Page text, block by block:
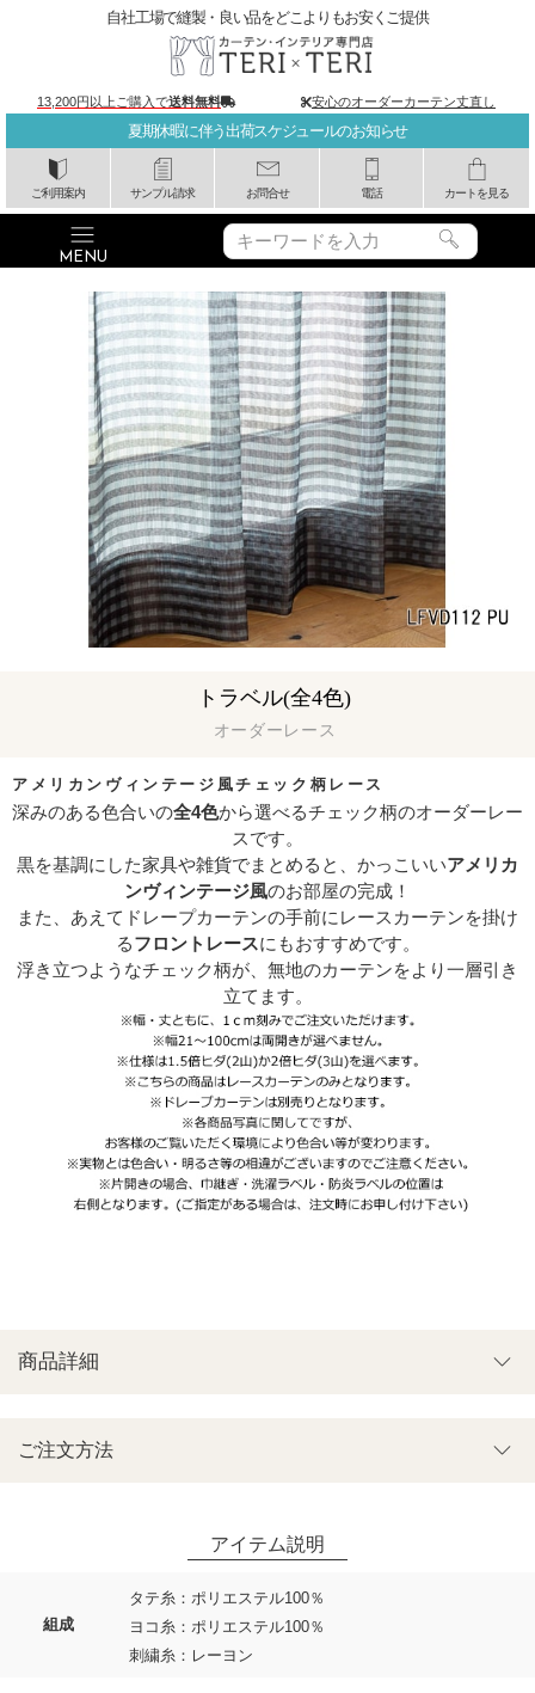
夏期休暇に伴う出荷スケジュールのお知らせ
ご利用案内 サンプル請求 お問合せ 電話 カートを見る
自社工場で縫製・良い品をどこよりもお安くご提供
13,200円以上ご購入で送料無料 安心のオーダーカーテン丈直し
アメリカンヴィンテージ風チェック柄レース
オーダーレース
トラベル(全4色)
組成
タテ糸：ポリエステル100％
ヨコ糸：ポリエステル100％
刺繍糸：レーヨン
深みのある色合いの全4色から選べるチェック柄のオーダーレー
スです。
黒を基調にした家具や雑貨でまとめると、かっこいいアメリカ
ンヴィンテージ風のお部屋の完成！
また、あえてドレープカーテンの手前にレースカーテンを掛け
るフロントレースにもおすすめです。
浮き立つようなチェック柄が、無地のカーテンをより一層引き
立てます。
ご注文方法
商品詳細